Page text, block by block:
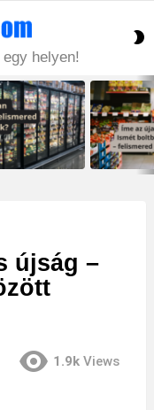
helyen!
újság –
1.9k Views